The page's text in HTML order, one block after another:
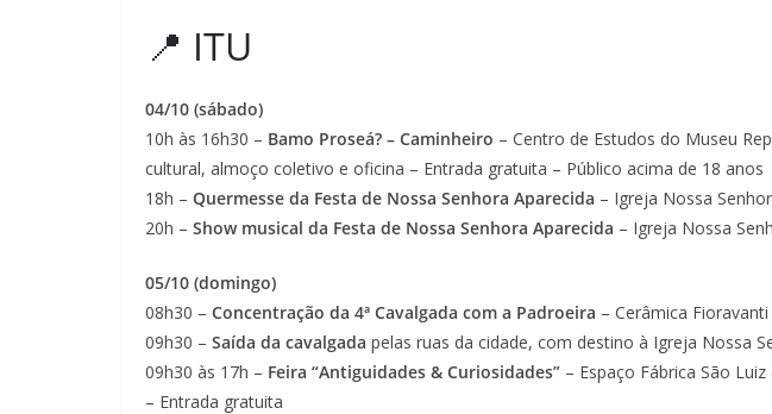
📍 ITU
04/10 (sábado)
10h às 16h30 – Bamo Proseá? – Caminheiro – Centro de Estudos do Museu
cultural, almoço coletivo e oficina – Entrada gratuita – Público acima de 18 anos
18h – Quermesse da Festa de Nossa Senhora Aparecida – Igreja Nossa
20h – Show musical da Festa de Nossa Senhora Aparecida – Igreja Nossa
05/10 (domingo)
08h30 – Concentração da 4ª Cavalgada com a Padroeira – Cerâmica
09h30 – Saída da cavalgada pelas ruas da cidade, com destino à Igreja Nossa
09h30 às 17h – Feira “Antiguidades & Curiosidades” – Espaço Fábrica São
– Entrada gratuita